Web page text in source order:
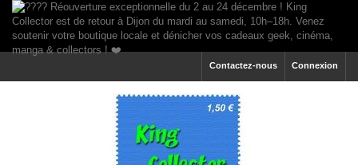
Connexion
Contactez-nous